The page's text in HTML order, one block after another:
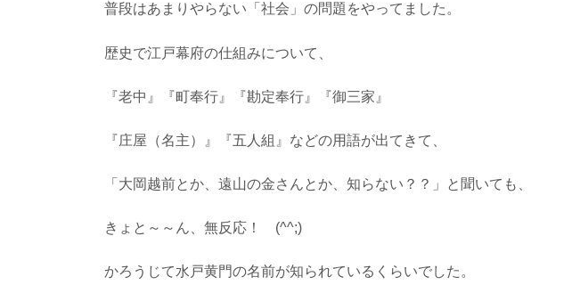
普段はあまりやらない「社会」の問題をやってました。
歴史で江戸幕府の仕組みについて、
『老中』『町奉行』『勘定奉行』『御三家』
『庄屋（名主）』『五人組』などの用語が出てきて、
「大岡越前とか、遠山の金さんとか、知らない？？」と聞いても、
きょと～～ん、無反応！ (^^;)
かろうじて水戸黄門の名前が知られているくらいでした。